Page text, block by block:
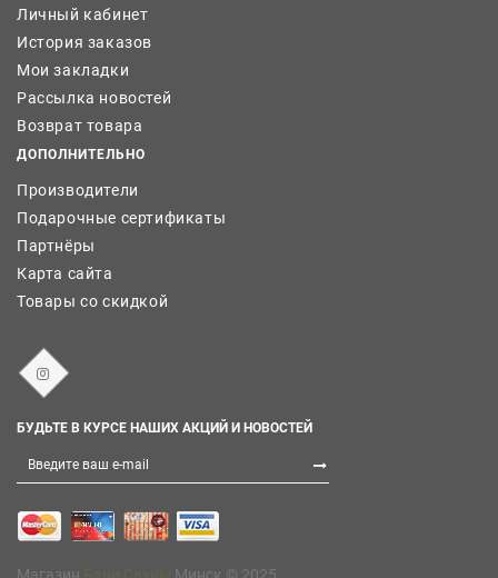
Личный кабинет
История заказов
Мои закладки
Рассылка новостей
Возврат товара
ДОПОЛНИТЕЛЬНО
Производители
Подарочные сертификаты
Партнёры
Карта сайта
Товары со скидкой
БУДЬТЕ В КУРСЕ НАШИХ АКЦИЙ И НОВОСТЕЙ
Магазин Минск © 2025